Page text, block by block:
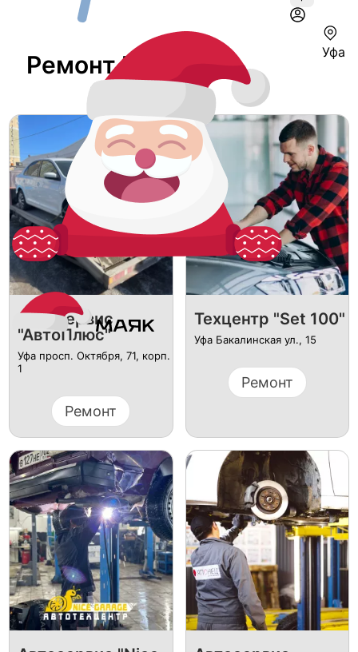
Уфа
Ремонт В Уфе
Автосервис
"АвтоПлюс"
Уфа просп. Октября, 71, корп.
1
Ремонт
Техцентр "Set 100"
Уфа Бакалинская ул., 15
Ремонт